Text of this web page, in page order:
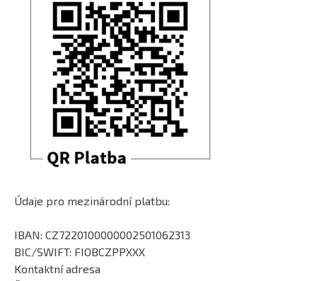
Údaje pro mezinárodní platbu:
IBAN: CZ7220100000002501062313
BIC/SWIFT: FIOBCZPPXXX
Kontaktní adresa